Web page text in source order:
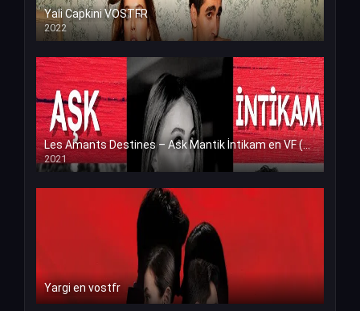
Yali Capkini VOSTFR
2022
Les Amants Destines – Ask Mantik İntikam en VF (Voix Francaise)
2021
Yargi en vostfr